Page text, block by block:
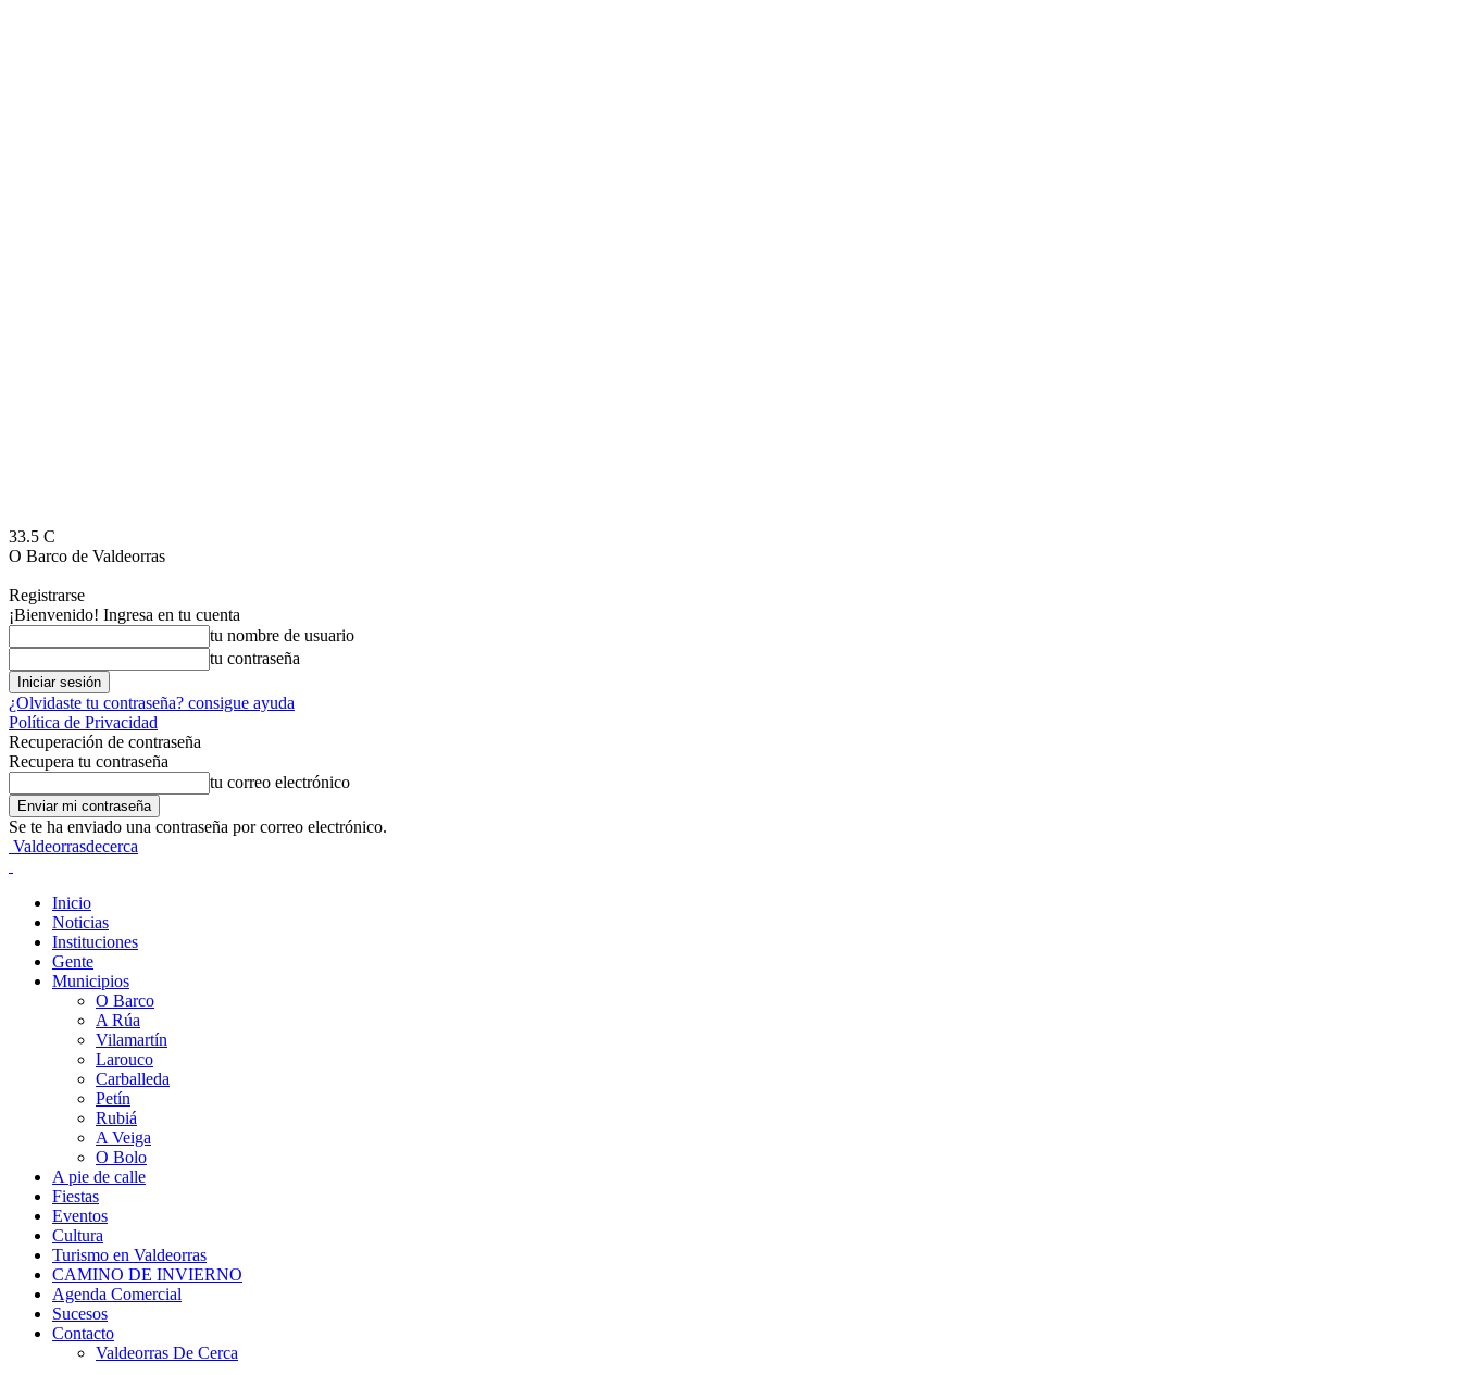
33.5 C
O Barco de Valdeorras
Registrarse
¡Bienvenido! Ingresa en tu cuenta
tu nombre de usuario
tu contraseña
¿Olvidaste tu contraseña? consigue ayuda
Política de Privacidad
Recuperación de contraseña
Recupera tu contraseña
tu correo electrónico
Se te ha enviado una contraseña por correo electrónico.
Valdeorrasdecerca
Inicio
Noticias
Instituciones
Gente
Municipios
O Barco
A Rúa
Vilamartín
Larouco
Carballeda
Petín
Rubiá
A Veiga
O Bolo
A pie de calle
Fiestas
Eventos
Cultura
Turismo en Valdeorras
CAMINO DE INVIERNO
Agenda Comercial
Sucesos
Contacto
Valdeorras De Cerca